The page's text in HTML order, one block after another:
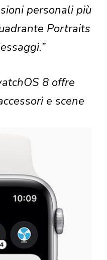
personali più
Portraits
8 offre
e scene